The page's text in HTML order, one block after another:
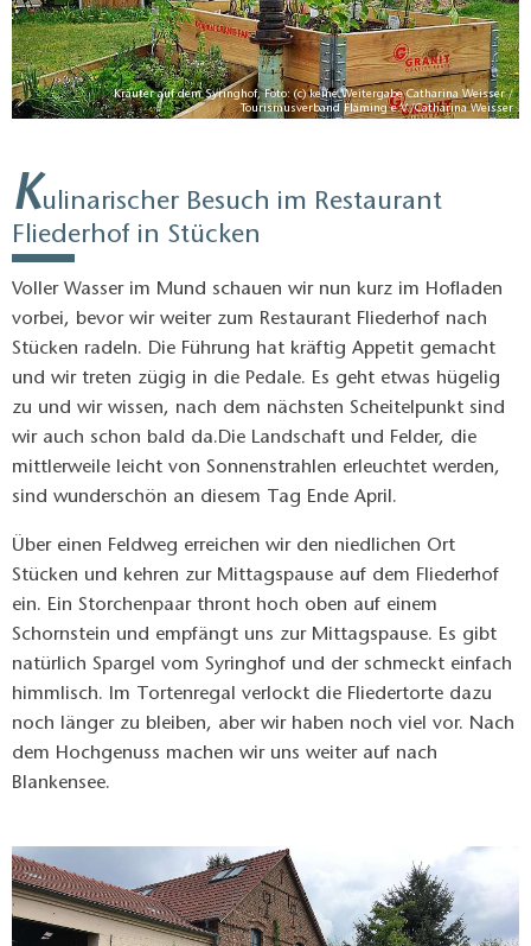
Kräuter auf dem Syringhof, Foto: (c) keine Weitergabe Catharina Weisser /
Tourismusverband Fläming e.V./Catharina Weisser
Kulinarischer Besuch im Restaurant
Fliederhof in Stücken
Voller Wasser im Mund schauen wir nun kurz im Hofladen
vorbei, bevor wir weiter zum Restaurant Fliederhof nach
Stücken radeln. Die Führung hat kräftig Appetit gemacht
und wir treten zügig in die Pedale. Es geht etwas hügelig
zu und wir wissen, nach dem nächsten Scheitelpunkt sind
wir auch schon bald da.Die Landschaft und Felder, die
mittlerweile leicht von Sonnenstrahlen erleuchtet werden,
sind wunderschön an diesem Tag Ende April.
Über einen Feldweg erreichen wir den niedlichen Ort
Stücken und kehren zur Mittagspause auf dem Fliederhof
ein. Ein Storchenpaar thront hoch oben auf einem
Schornstein und empfängt uns zur Mittagspause. Es gibt
natürlich Spargel vom Syringhof und der schmeckt einfach
himmlisch. Im Tortenregal verlockt die Fliedertorte dazu
noch länger zu bleiben, aber wir haben noch viel vor. Nach
dem Hochgenuss machen wir uns weiter auf nach
Blankensee.